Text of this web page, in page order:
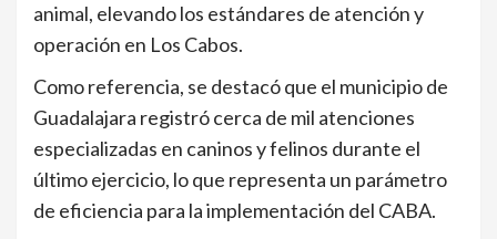
animal, elevando los estándares de atención y
operación en Los Cabos.
Como referencia, se destacó que el municipio de
Guadalajara registró cerca de mil atenciones
especializadas en caninos y felinos durante el
último ejercicio, lo que representa un parámetro
de eficiencia para la implementación del CABA.